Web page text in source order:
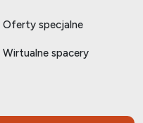
Oferty specjalne
Wirtualne spacery